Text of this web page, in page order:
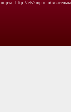
http://ets2mp.ru